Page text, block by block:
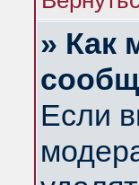
» Как
Если